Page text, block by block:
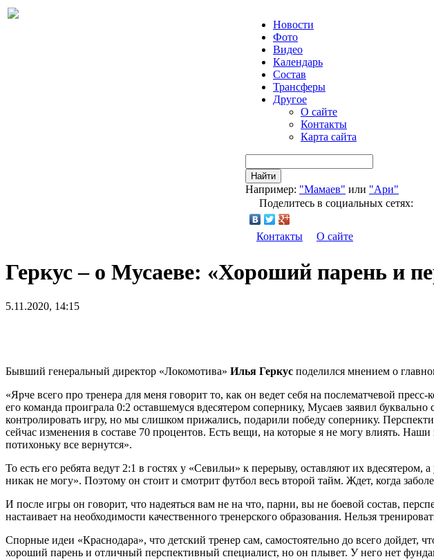
Новости
Фото
Видео
Календарь
Состав
Трансферы
Другое
О сайте
Контакты
Карта сайта
Найти
Например: "Мамаев" или "Ари"
Поделитесь в социальных сетях:
Контакты О сайте
Геркус – о Мусаеве: «Хороший парень и
5.11.2020, 14:15
Бывший генеральный директор «Локомотива» Илья Геркус поделился мнением о
«Ярче всего про тренера для меня говорит то, как он ведeт себя на послематчевой
его команда проиграла 0:2 оставшемуся вдесятером сопернику, Мусаев заявил
контролировать игру, но мы слишком прижались, подарили победу сопернику.
сейчас изменения в составе 70 процентов. Есть вещи, на которые я не могу влиять.
потихоньку все вернутся».
То есть его ребята ведут 2:1 в гостях у «Севильи» к перерыву, оставляют их
никак не могу». Поэтому он стоит и смотрит футбол весь второй тайм. Ждeт, когда
И после игры он говорит, что надеяться вам не на что, парни, вы не боевой состав,
настаивает на необходимости качественного тренерского образования. Нельзя
Спорные идеи «Краснодара», что детский тренер сам, самостоятельно до всего
хороший парень и отличный перспективный специалист, но он плывет. У него нет